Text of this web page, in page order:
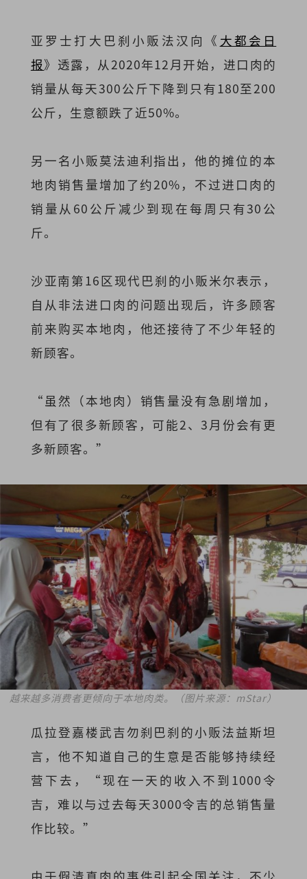
亚罗士打大巴刹小贩法汉向《 大都会日
报》透露，从2020年12月开始，进口肉的
销量从每天300公斤下降到只有180至200
公斤，生意额跌了近50%。
另一名小贩莫法迪利指出，他的摊位的本
地肉销售量增加了约20%，不过进口肉的
销量从60公斤减少到现在每周只有30公
斤。
沙亚南第16区现代巴刹的小贩米尔表示，
自从非法进口肉的问题出现后，许多顾客
前来购买本地肉，他还接待了不少年轻的
新顾客。
“虽然（本地肉）销售量没有急剧增加，
但有了很多新顾客，可能2、3月份会有更
多新顾客。”
越来越多消费者更倾向于本地肉类。 （图片来源：mStar）
瓜拉登嘉楼武吉勿刹巴刹的小贩法益斯坦
言，他不知道自己的生意是否能够持续经
营下去，“现在一天的收入不到1000令
吉，难以与过去每天3000令吉的总销售量
作比较。”